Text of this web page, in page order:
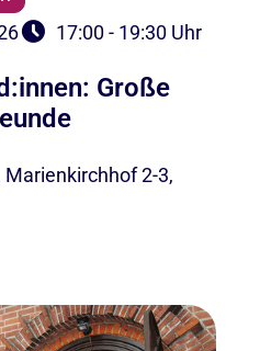
17:00 - 19:30 Uhr
Große
2-3,